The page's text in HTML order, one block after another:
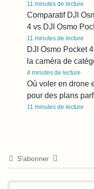
11 minutes de lecture
Comparatif DJI
4 vs DJI Osmo
11 minutes de lecture
DJI Osmo Pocket
la caméra de
4 minutes de lecture
Où voler en drone
pour des plans
11 minutes de lecture
S’abonner